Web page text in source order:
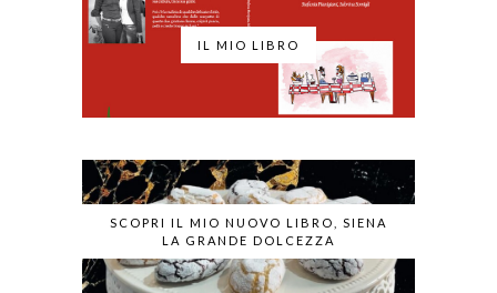
IL MIO LIBRO
SCOPRI IL MIO NUOVO LIBRO, SIENA
LA GRANDE DOLCEZZA